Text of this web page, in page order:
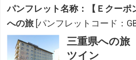
パンフレット名称：【Ｅクーポ
への旅 [パンフレットコード：
三重県への旅
ツイン